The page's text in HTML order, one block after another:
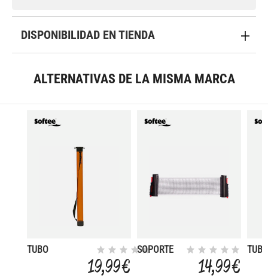
DISPONIBILIDAD EN TIENDA
ALTERNATIVAS DE LA MISMA MARCA
TUBO
RECOGEPELOTAS19,99 €
SOPORTE
14,99 €